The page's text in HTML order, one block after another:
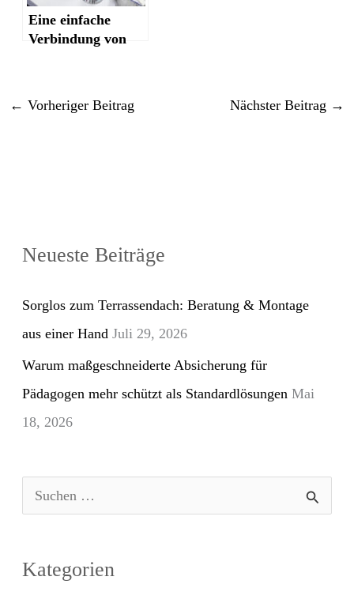
Eine einfache
Verbindung von
← Vorheriger Beitrag Nächster Beitrag →
Neueste Beiträge
Sorglos zum Terrassendach: Beratung & Montage
aus einer Hand Juli 29, 2026
Warum maßgeschneiderte Absicherung für
Pädagogen mehr schützt als Standardlösungen Mai
18, 2026
Kategorien